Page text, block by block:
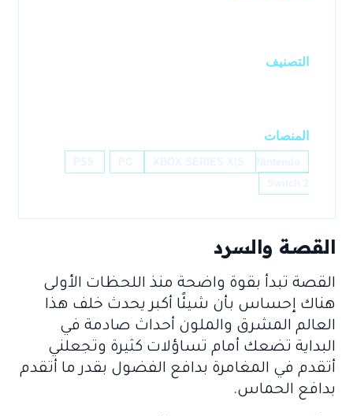
التصنيف
المنصات
القصة والسرد
القصة تبدأ بقوة واضحة منذ اللحظات الأولى
هناك إحساس بأن شيئًا أكبر يحدث خلف هذا
العالم المشرق والملون أحداث صادمة في
البداية تضعك أمام تساؤلات كثيرة وتجعلني
أتقدم في المغامرة بدافع الفضول بقدر ما أتقدم
بدافع الحماس.